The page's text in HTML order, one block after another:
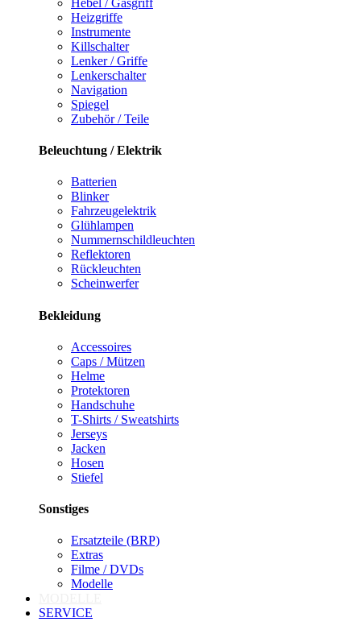
Heizgriffe
Instrumente
Killschalter
Lenker / Griffe
Lenkerschalter
Navigation
Spiegel
Zubehör / Teile
Beleuchtung / Elektrik
Batterien
Blinker
Fahrzeugelektrik
Glühlampen
Nummernschildleuchten
Reflektoren
Rückleuchten
Scheinwerfer
Bekleidung
Accessoires
Caps / Mützen
Helme
Protektoren
Handschuhe
T-Shirts / Sweatshirts
Jerseys
Jacken
Hosen
Stiefel
Sonstiges
Ersatzteile (BRP)
Extras
Filme / DVDs
Modelle
SERVICE